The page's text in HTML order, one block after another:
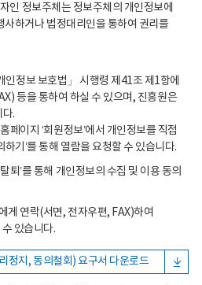
인 정보주체는 정보주체의 개인정보에
사하거나 법정대리인을 통하여 권리를
인정보 보호법」 시행령 제41조 제1항에
등을 통하여 하실 수 있으며, 진흥원은
.
페이지 ‘회원정보’에서 개인정보를 직접
하기’를 통해 열람을 요청할 수 있습니다.
퇴’를 통해 개인정보의 수집 및 이용 동의
게 연락(서면, 전자우편, FAX)하여
있습니다.
정지, 동의철회) 요구서 다운로드